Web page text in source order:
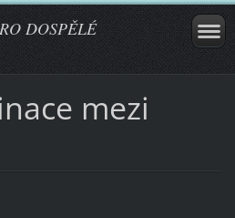
DOSPĚLÉ
mezi